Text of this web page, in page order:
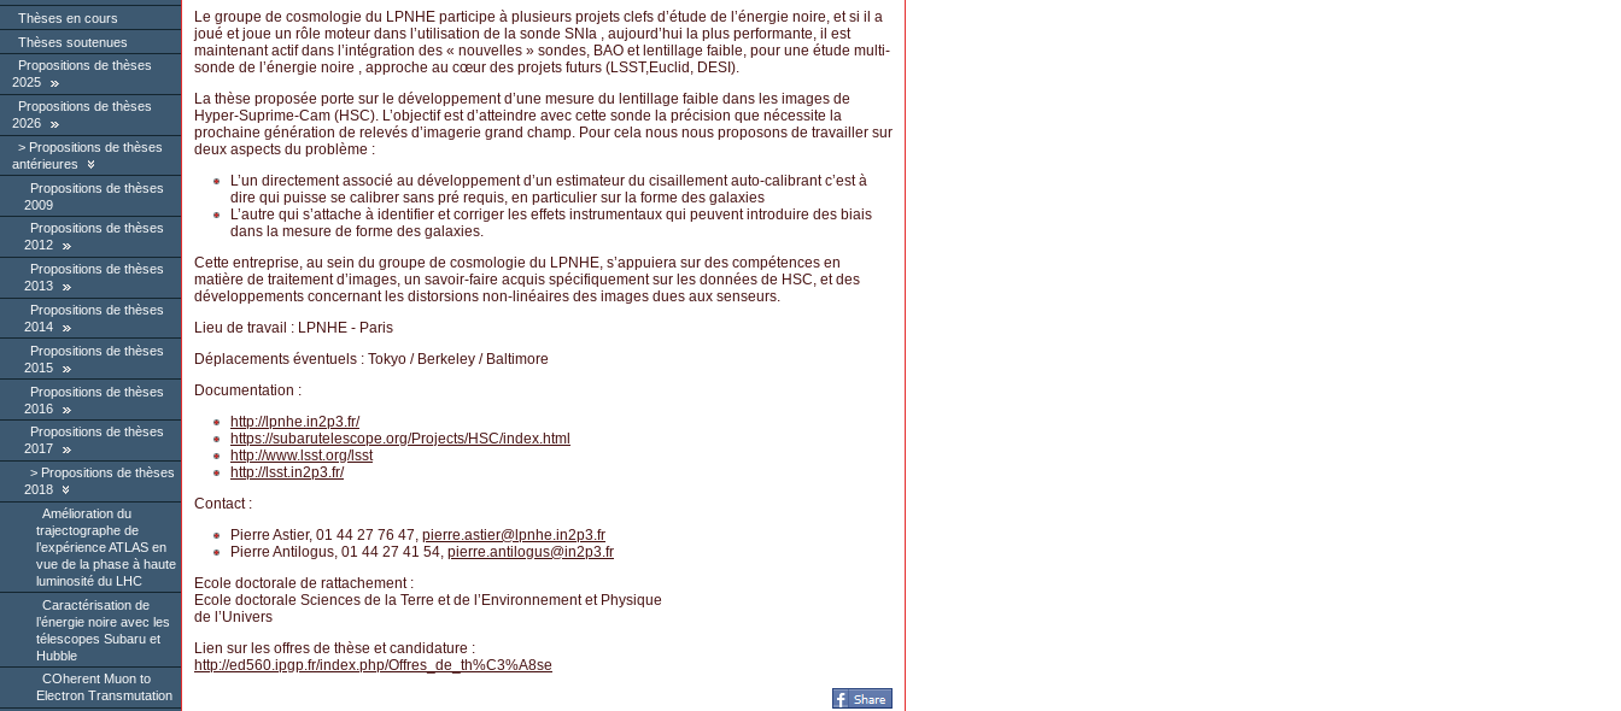
Thèses en cours
Thèses soutenues
Propositions de thèses
2025
Propositions de thèses
2026
Propositions de thèses
antérieures
Propositions de thèses
2009
Propositions de thèses
2012
Propositions de thèses
2013
Propositions de thèses
2014
Propositions de thèses
2015
Propositions de thèses
2016
Propositions de thèses
2017
Propositions de thèses
2018
Amélioration du
trajectographe de
l’expérience ATLAS en
vue de la phase à haute
luminosité du LHC
Caractérisation de
l’énergie noire avec les
télescopes Subaru et
Hubble
COherent Muon to
Electron Transmutation
Le groupe de cosmologie du LPNHE participe à plusieurs projets clefs d’étude de l’énergie noire, et si il a
joué et joue un rôle moteur dans l’utilisation de la sonde SNIa , aujourd’hui la plus performante, il est
maintenant actif dans l’intégration des « nouvelles » sondes, BAO et lentillage faible, pour une étude multi-
sonde de l’énergie noire , approche au cœur des projets futurs (LSST,Euclid, DESI).
La thèse proposée porte sur le développement d’une mesure du lentillage faible dans les images de
Hyper-Suprime-Cam (HSC). L’objectif est d’atteindre avec cette sonde la précision que nécessite la
prochaine génération de relevés d’imagerie grand champ. Pour cela nous nous proposons de travailler sur
deux aspects du problème :
L’un directement associé au développement d’un estimateur du cisaillement auto-calibrant c’est à
dire qui puisse se calibrer sans pré requis, en particulier sur la forme des galaxies
L’autre qui s’attache à identifier et corriger les effets instrumentaux qui peuvent introduire des biais
dans la mesure de forme des galaxies.
Cette entreprise, au sein du groupe de cosmologie du LPNHE, s’appuiera sur des compétences en
matière de traitement d’images, un savoir-faire acquis spécifiquement sur les données de HSC, et des
développements concernant les distorsions non-linéaires des images dues aux senseurs.
Lieu de travail : LPNHE - Paris
Déplacements éventuels : Tokyo / Berkeley / Baltimore
Documentation :
http://lpnhe.in2p3.fr/
https://subarutelescope.org/Projects/HSC/index.html
http://www.lsst.org/lsst
http://lsst.in2p3.fr/
Contact :
Pierre Astier, 01 44 27 76 47, pierre.astier@ lpnhe.in2p3.fr
Pierre Antilogus, 01 44 27 41 54, pierre.antilogus@in2p3.fr
Ecole doctorale de rattachement :
Ecole doctorale Sciences de la Terre et de l’Environnement et Physique
de l’Univers
Lien sur les offres de thèse et candidature :
http://ed560.ipgp.fr/index.php/Offres_de_th%C3%A8se